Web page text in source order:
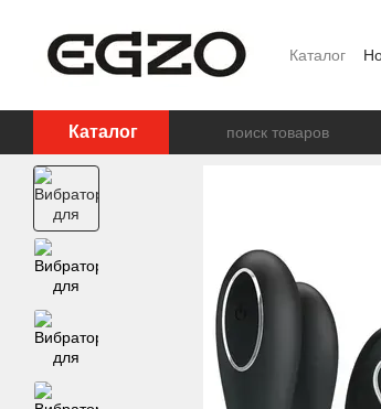
Каталог
Каталог